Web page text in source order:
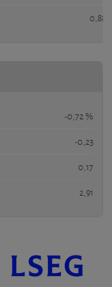
0,88
-0,72 %
-0,23
0,17
2,91